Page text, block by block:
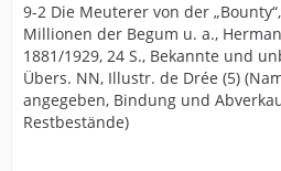
9-2 Die Meuterer von der
Millionen der Begum u. a.,
1881/1929, 24 S., Bekannte und
Übers. NN, Illustr. de Drée (5)
angegeben, Bindung und
Restbestände)